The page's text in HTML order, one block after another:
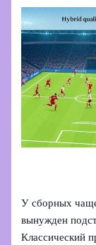
У сборных
вынужден
Классический